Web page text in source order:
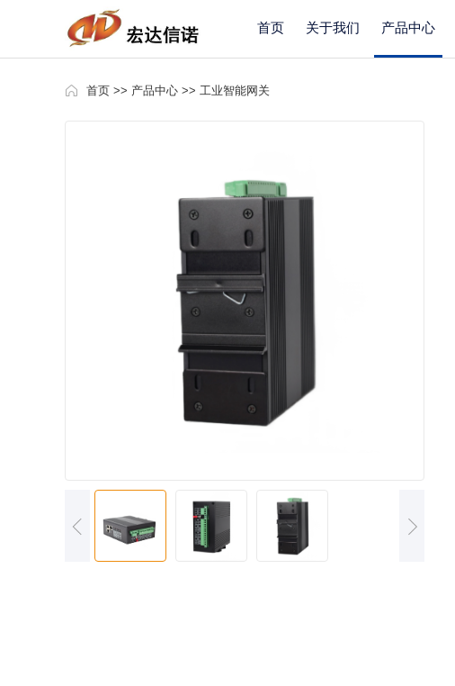
首页 关于我们 产品中心
首页 >> 产品中心 >> 工业智能网关